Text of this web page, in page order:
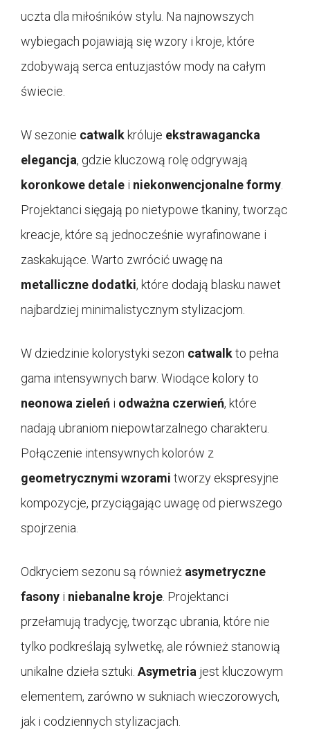
uczta dla miłośników stylu. Na najnowszych
wybiegach pojawiają się wzory i kroje, które
zdobywają serca entuzjastów mody na całym
świecie.
W sezonie catwalk króluje ekstrawagancka
elegancja, gdzie kluczową rolę odgrywają
koronkowe detale i niekonwencjonalne formy.
Projektanci sięgają po nietypowe tkaniny, tworząc
kreacje, które są jednocześnie wyrafinowane i
zaskakujące. Warto zwrócić uwagę na
metalliczne dodatki, które dodają blasku nawet
najbardziej minimalistycznym stylizacjom.
W dziedzinie kolorystyki sezon catwalkto pełna
gama intensywnych barw. Wiodące kolory to
neonowa zieleń i odważna czerwień, które
nadają ubraniom niepowtarzalnego charakteru.
Połączenie intensywnych kolorów z
geometrycznymi wzorami tworzy ekspresyjne
kompozycje, przyciągając uwagę od pierwszego
spojrzenia.
Odkryciem sezonu są również asymetryczne
fasony i niebanalne kroje. Projektanci
przełamują tradycję, tworząc ubrania, które nie
tylko podkreślają sylwetkę, ale również stanowią
unikalne dzieła sztuki. Asymetria jest kluczowym
elementem, zarówno w sukniach wieczorowych,
jak i codziennych stylizacjach.